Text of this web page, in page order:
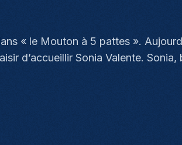
« le Mouton à 5 pattes ».
d’accueillir Sonia Valente. Sonia,